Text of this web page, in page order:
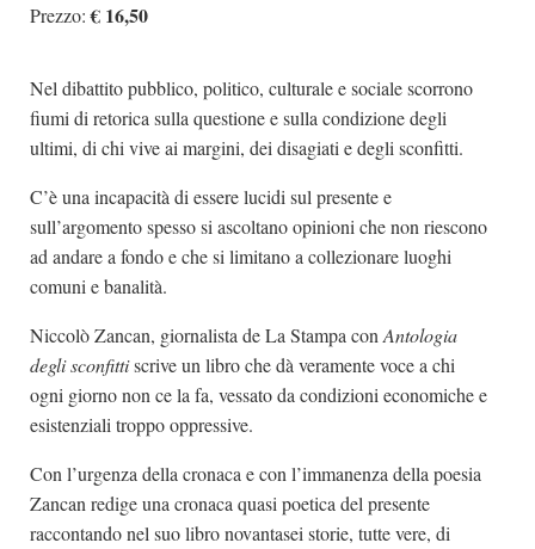
Prezzo:€ 16,50
Nel dibattito pubblico, politico, culturale e sociale scorrono
fiumi di retorica sulla questione e sulla condizione degli
ultimi, di chi vive ai margini, dei disagiati e degli sconfitti.
C’è una incapacità di essere lucidi sul presente e
sull’argomento spesso si ascoltano opinioni che non riescono
ad andare a fondo e che si limitano a collezionare luoghi
comuni e banalità.
Niccolò Zancan, giornalista de La Stampa conAntologia
degli sconfittiscrive un libro che dà veramente voce a chi
ogni giorno non ce la fa, vessato da condizioni economiche e
esistenziali troppo oppressive.
Con l’urgenza della cronaca e con l’immanenza della poesia
Zancan redige una cronaca quasi poetica del presente
raccontando nel suo libro novantasei storie, tutte vere, di